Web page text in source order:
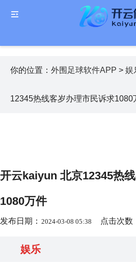
你的位置： 外围足球软件APP > 娱
12345热线客岁办理市民诉求1080
开云kaiyun 北京12345热
1080万件
发布日期： 2024-03-08 05:38 点击次数
娱乐